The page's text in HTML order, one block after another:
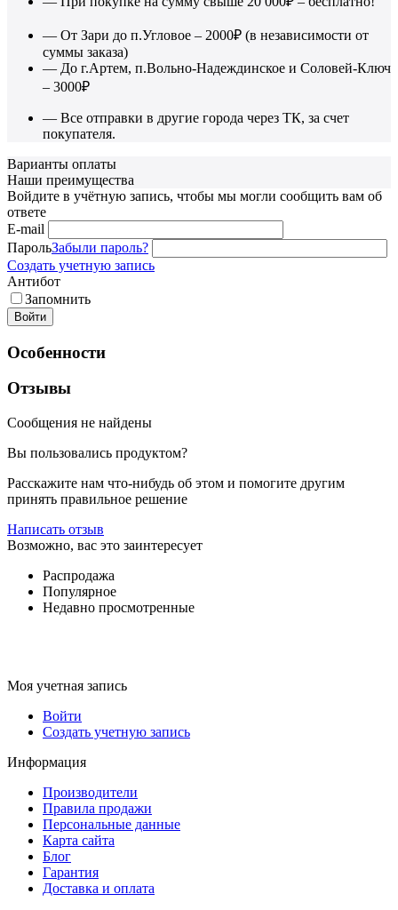
— От Зари до п.Угловое – 2000₽ (в независимости от
суммы заказа)
— До г.Артем, п.Вольно-Надеждинское и Соловей-Ключ
– 3000₽
— Все отправки в другие города через ТК, за счет
покупателя.
Варианты оплаты
Наши преимущества
Войдите в учётную запись, чтобы мы могли сообщить вам об
ответе
E-mail
ПарольЗабыли пароль?
Создать учетную запись
Антибот
Запомнить
Войти
Особенности
Отзывы
Сообщения не найдены
Вы пользовались продуктом?
Расскажите нам что-нибудь об этом и помогите другим
принять правильное решение
Написать отзыв
Возможно, вас это заинтересует
Распродажа
Популярное
Недавно просмотренные
Моя учетная запись
Войти
Создать учетную запись
Информация
Производители
Правила продажи
Персональные данные
Карта сайта
Блог
Гарантия
Доставка и оплата